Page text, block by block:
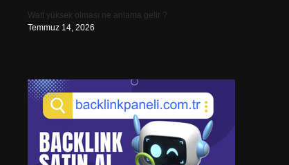
Watt yüksek olması ne anlama gelir ?
Temmuz 14, 2026